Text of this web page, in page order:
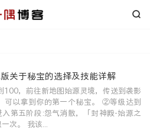

关于秘宝的选择及技能详解
，前往新地图始源灵境，传送到袭影
可以拿到你的第一个秘宝。 ②等级达到
第五阶段:怨气消散，「封神殿-始源之
次。 我该...